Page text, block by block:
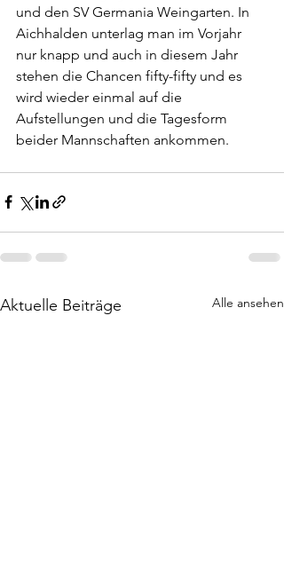
und den SV Germania Weingarten. In
Aichhalden unterlag man im Vorjahr
nur knapp und auch in diesem Jahr
stehen die Chancen fifty-fifty und es
wird wieder einmal auf die
Aufstellungen und die Tagesform
beider Mannschaften ankommen.
Aktuelle Beiträge Alle ansehen